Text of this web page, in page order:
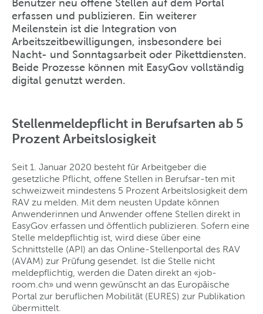
Benutzer neu offene Stellen auf dem Portal
erfassen und publizieren. Ein weiterer
Meilenstein ist die Integration von
Arbeitszeitbewilligungen, insbesondere bei
Nacht- und Sonntagsarbeit oder Pikettdiensten.
Beide Prozesse können mit EasyGov vollständig
digital genutzt werden.
Stellenmeldepflicht in Berufsarten ab 5
Prozent Arbeitslosigkeit
Seit 1. Januar 2020 besteht für Arbeitgeber die
gesetzliche Pflicht, offene Stellen in Berufsar-ten mit
schweizweit mindestens 5 Prozent Arbeitslosigkeit dem
RAV zu melden. Mit dem neusten Update können
Anwenderinnen und Anwender offene Stellen direkt in
EasyGov erfassen und öffentlich publizieren. Sofern eine
Stelle meldepflichtig ist, wird diese über eine
Schnittstelle (API) an das Online-Stellenportal des RAV
(AVAM) zur Prüfung gesendet. Ist die Stelle nicht
meldepflichtig, werden die Daten direkt an «job-
room.ch» und wenn gewünscht an das Europäische
Portal zur beruflichen Mobilität (EURES) zur Publikation
übermittelt.